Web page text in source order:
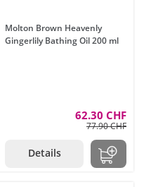
Molton Brown Heavenly
Gingerlily Bathing Oil 200 ml
62.30 CHF
77.90 CHF
Details